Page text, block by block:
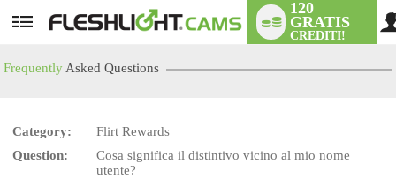
User
120
GRATIS
CREDITI!
Frequently Asked Questions
Category:
Flirt Rewards
Question:
Cosa significa il distintivo vicino al mio nome
utente?
LIMITED TIME OFFER!